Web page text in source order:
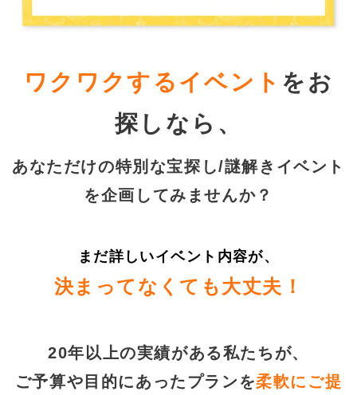
ワクワクするイベント をお
探しなら、
あなただけの特別な宝探し/謎解きイベント
を企画してみませんか？
まだ詳しいイベント内容が、
決まってなくても大丈夫！
20年以上の実績がある私たちが、
ご予算や目的にあったプランを柔軟にご提